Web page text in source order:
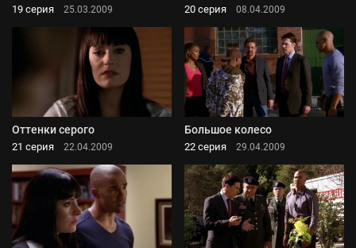
19 серия 25.03.2009 20 серия 08.04.2009
Оттенки серого
21 серия 22.04.2009
Большое колесо
22 серия 29.04.2009